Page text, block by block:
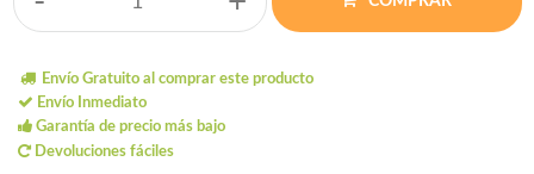
Envío Gratuito al comprar este producto
Envío Inmediato
Garantía de precio más bajo
Devoluciones fáciles